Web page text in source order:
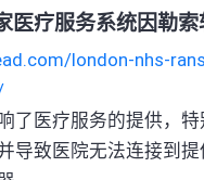
医疗服务系统因勒
london-nhs-
了医疗服务的提供，
导致医院无法连接到